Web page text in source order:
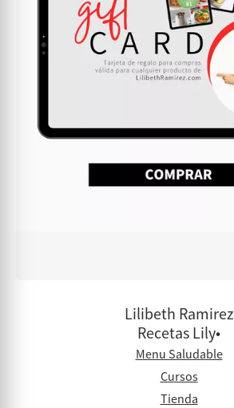
Lilibeth Ramirez
Recetas Lily•
Menu Saludable
Cursos
Tienda